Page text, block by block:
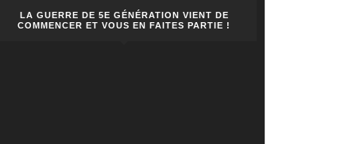
LA GUERRE DE 5E GÉNÉRATION VIENT DE
COMMENCER ET VOUS EN FAITES PARTIE !